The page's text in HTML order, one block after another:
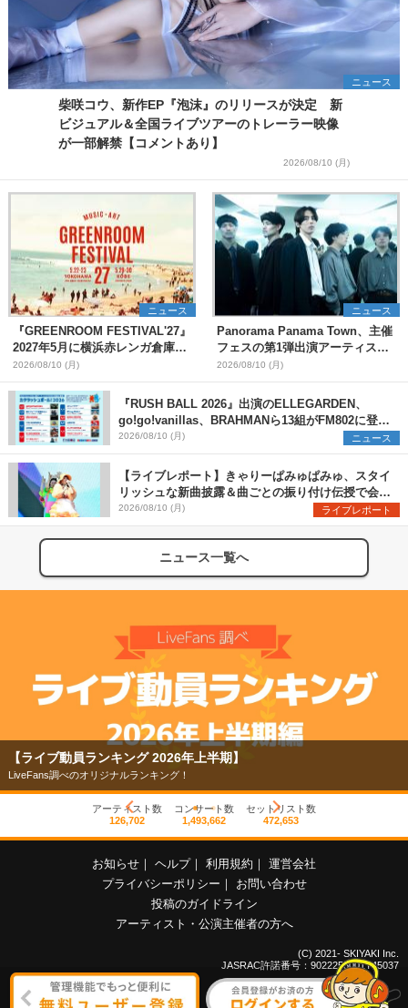
ニュース
柴咲コウ、新作EP『泡沫』のリリースが決定 新
ビジュアル＆全国ライブツアーのトレーラー映像
が一部解禁【コメントあり】
2026/08/10 (月)
ニュース
『GREENROOM FESTIVAL'27』
2027年5月に横浜赤レンガ倉庫、
神戸メリケンパークで開催決定
2026/08/10 (月)
ニュース
Panorama Panama Town、主催
フェスの第1弾出演アーティスト
として愛はズボーン、夜の本気ダ
ンスらを発表 「plus∈you」の
MVも公開に
2026/08/10 (月)
『RUSH BALL 2026』出演のELLEGARDEN、
go!go!vanillas、BRAHMANら13組がFM802に登
場、他出演アーティストの“渾身の1曲”をセレクト
2026/08/10 (月) ニュース
【ライブレポート】きゃりーぱみゅぱみゅ、スタイ
リッシュな新曲披露＆曲ごとの振り付け伝授で会場
を盛り上げまくる！＜LuckyFes’26＞
2026/08/10 (月) ライブレポート
ニュース一覧へ
【ライブ動員ランキング 2026年上半期】
LiveFans調べのオリジナルランキング！
アーティスト数
126,702
コンサート数
1,493,662
セットリスト数
472,653
お知らせ ｜ ヘルプ｜ 利用規約 ｜ 運営会社
プライバシーポリシー ｜
お問い合わせ
投稿のガイドライン
アーティスト・公演主催者の方へ
(C) 2021- SKIYAKI Inc.
JASRAC許諾番号：9022255001Y45037